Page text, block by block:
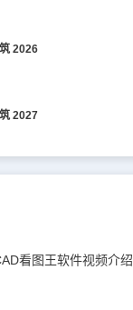
2026
2027
看图王软件视频介绍